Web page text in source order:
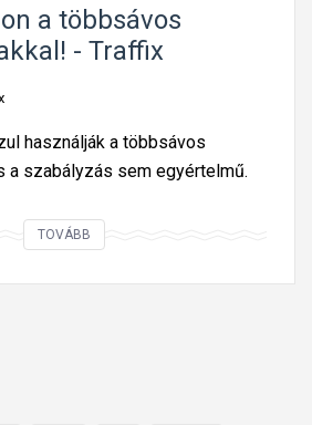
e
r
a
a
-
l
e
a többsávos
- Traffix
használják a többsávos
a szabályzás sem egyértelmű.
TOVÁBB